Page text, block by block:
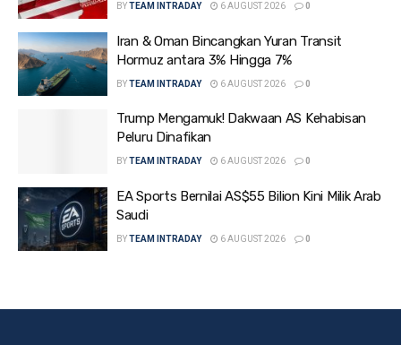
BYTEAM INTRADAY 6 AUGUST 2026 0
Iran & Oman Bincangkan Yuran Transit
Hormuz antara 3% Hingga 7%
BYTEAM INTRADAY 6 AUGUST 2026 0
Trump Mengamuk! Dakwaan AS Kehabisan
Peluru Dinafikan
BYTEAM INTRADAY 6 AUGUST 2026 0
EA Sports Bernilai AS$55 Bilion Kini Milik Arab
Saudi
BYTEAM INTRADAY 6 AUGUST 2026 0